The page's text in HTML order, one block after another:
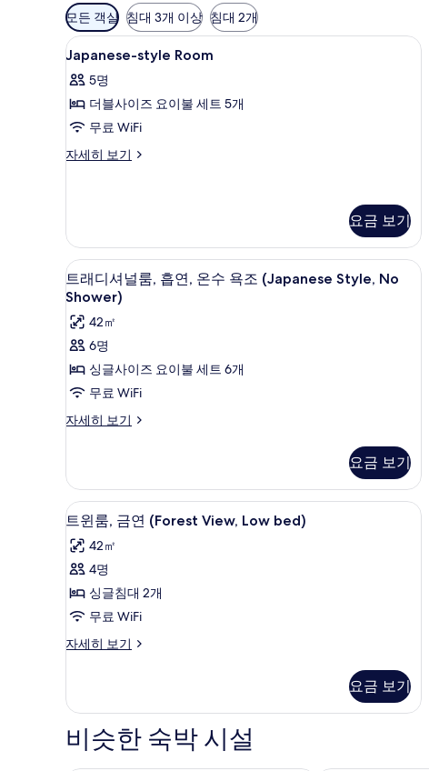
객
실
에
사
용
가
능
한
모든 객실 침대 3개 이상 침대 2개
Japanese-
style
Room
사
진
모
1
Japanese-style Room
5명
더블사이즈 요이불 세트 5개
무료 WiFi
자세히 보기
Japanese-
히
보
기
요금 보기
트
래
디
셔
널
룸,
흡
수
욕
조
(Japanese
Style,
No
Shower)
사
두
보
객실 내 금고, 책상, 방음 설비, 무료
15
트래디셔널룸, 흡연, 온수 욕조 (Japanese Style, No
Shower)
42㎡
6명
싱글사이즈 요이불 세트 6개
무료 WiFi
자세히 보기
트
널
룸,
흡
온
수
조
(Japanese
No
히
보
기
요금 보기
트
윈
룸,
금
연
(Forest
View,
사
진
트윈룸, 금연 (Forest View, Low
5
트윈룸, 금연 (Forest View, Low bed)
42㎡
4명
싱글침대 2개
무료 WiFi
자세히 보기
트
연
(Forest
View,
요금 보기
비슷한 숙박 시설